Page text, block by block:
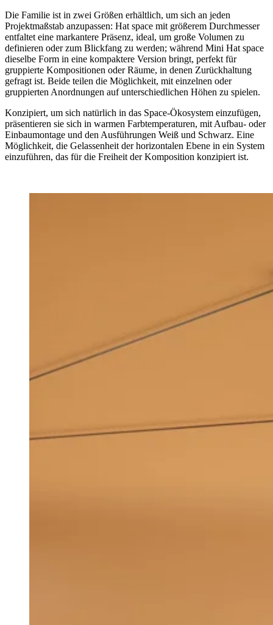
Die Familie ist in zwei Größen erhältlich, um sich an jeden
Projektmaßstab anzupassen: Hat space mit größerem Durchmesser
entfaltet eine markantere Präsenz, ideal, um große Volumen zu
definieren oder zum Blickfang zu werden; während Mini Hat space
dieselbe Form in eine kompaktere Version bringt, perfekt für
gruppierte Kompositionen oder Räume, in denen Zurückhaltung
gefragt ist. Beide teilen die Möglichkeit, mit einzelnen oder
gruppierten Anordnungen auf unterschiedlichen Höhen zu spielen.
Konzipiert, um sich natürlich in das Space-Ökosystem einzufügen,
präsentieren sie sich in warmen Farbtemperaturen, mit Aufbau- oder
Einbaumontage und den Ausführungen Weiß und Schwarz. Eine
Möglichkeit, die Gelassenheit der horizontalen Ebene in ein System
einzuführen, das für die Freiheit der Komposition konzipiert ist.